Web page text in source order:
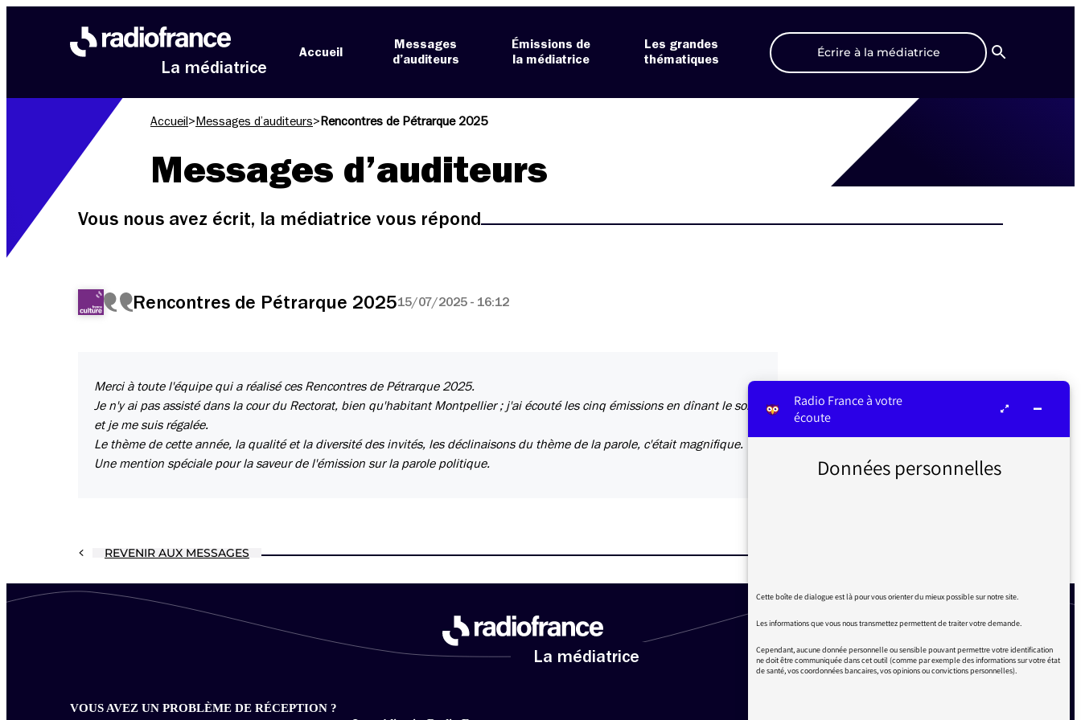
La médiatrice
Accueil
Messages
d’auditeurs
Émissions de
la médiatrice
Les grandes
thématiques
Écrire à la médiatrice
Recherche
Accueil > Messages d’auditeurs> Rencontres de Pétrarque 2025
Messages d’auditeurs
Vous nous avez écrit, la médiatrice vous répond
Rencontres de Pétrarque 202515/07/2025 - 16:12
Merci à toute l'équipe qui a réalisé ces Rencontres de Pétrarque 2025.
Je n'y ai pas assisté dans la cour du Rectorat, bien qu'habitant Montpellier ; j'ai écouté les cinq émissions en dînant le soir
et je me suis régalée.
Le thème de cette année, la qualité et la diversité des invités, les déclinaisons du thème de la parole, c'était magnifique.
Une mention spéciale pour la saveur de l'émission sur la parole politique.
REVENIR AUX MESSAGES
La médiatrice
VOUS AVEZ UN PROBLÈME DE RÉCEPTION ?
Radio France à votre
écoute
Données personnelles
Cette boîte de dialogue est là pour vous orienter du mieux possible sur notre site.
Les informations que vous nous transmettez permettent de traiter votre demande.
Cependant, aucune donnée personnelle ou sensible pouvant permettre votre identification
ne doit être communiquée dans cet outil (comme par exemple des informations sur votre état
de santé, vos coordonnées bancaires, vos opinions ou convictions personnelles).